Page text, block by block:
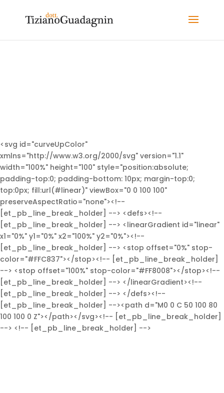
<svg id="curveUpColor"
xmlns="http://www.w3.org/2000/svg" version="1.1"
width="100%" height="100" style="position:absolute;
padding-top:0; padding-bottom: 10px; margin-top:0;
top:0px; fill:url(#linear)" viewBox="0 0 100 100"
preserveAspectRatio="none"><!--
[et_pb_line_break_holder] --> <defs><!--
[et_pb_line_break_holder] --> <linearGradient id="linear"
x1="0%" y1="0%" x2="100%" y2="0%"><!--
[et_pb_line_break_holder] --> <stop offset="0%" stop-
color="#FFC837"></stop><!-- [et_pb_line_break_holder]
--> <stop offset="100%" stop-color="#FF8008"></stop><!--
[et_pb_line_break_holder] --> </linearGradient><!--
[et_pb_line_break_holder] --> </defs><!--
[et_pb_line_break_holder] --><path d="M0 0 C 50 100 80
100 100 0 Z"></path></svg><!-- [et_pb_line_break_holder]
--> <!-- [et_pb_line_break_holder] -->